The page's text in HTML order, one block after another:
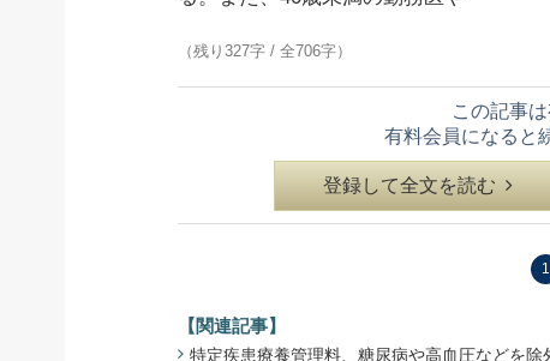
（残り327字 / 全706字）
この記事
有料会員になると
登録して全文を読む
1
【関連記事】
特定疾患療養管理料、糖尿病や高血圧などを